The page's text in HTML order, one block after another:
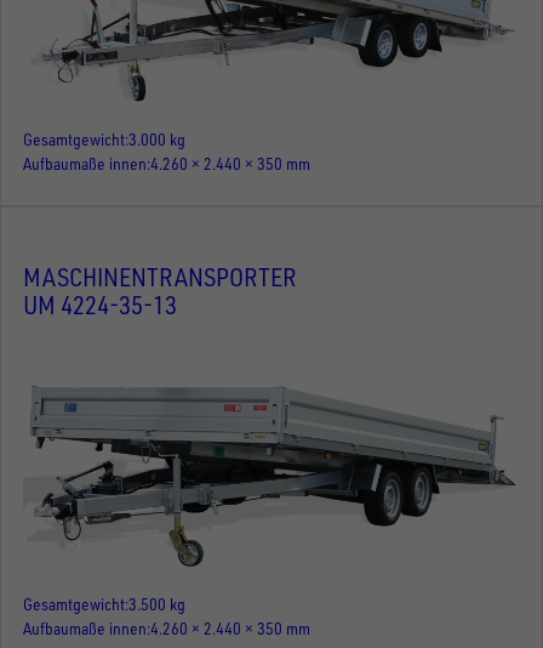
Gesamtgewicht3.000 kg
Aufbaumaße innen 4.260 × 2.440 × 350 mm
MASCHINENTRANSPORTER
UM 4224-35-13
Gesamtgewicht3.500 kg
Aufbaumaße innen 4.260 × 2.440 × 350 mm